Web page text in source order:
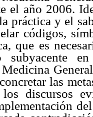
el año 2006.
práctica y el
códigos,
que es
subyacente
Medicina
las
discursos